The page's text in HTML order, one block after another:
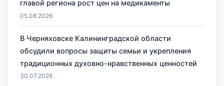
главой региона рост цен на медикаменты
05.08.2026
В Черняховске Калининградской области
обсудили вопросы защиты семьи и укрепления
традиционных духовно-нравственных ценностей
30.07.2026